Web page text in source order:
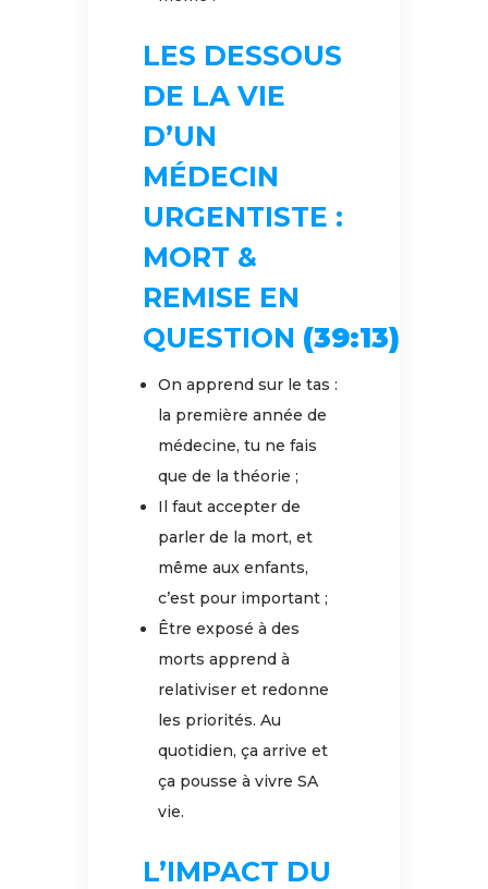
LES DESSOUS
DE LA VIE
D’UN
MÉDECIN
URGENTISTE :
MORT &
REMISE EN
QUESTION (39:13)
On apprend sur le tas :
la première année de
médecine, tu ne fais
que de la théorie ;
Il faut accepter de
parler de la mort, et
même aux enfants,
c’est pour important ;
Être exposé à des
morts apprend à
relativiser et redonne
les priorités. Au
quotidien, ça arrive et
ça pousse à vivre SA
vie.
L’IMPACT DU